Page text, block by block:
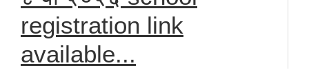
registration link
available...